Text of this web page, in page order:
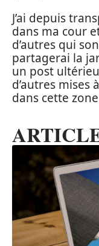
J’ai depuis
dans ma cour
d’autres qui
partagerai la
un post
d’autres mises
dans cette